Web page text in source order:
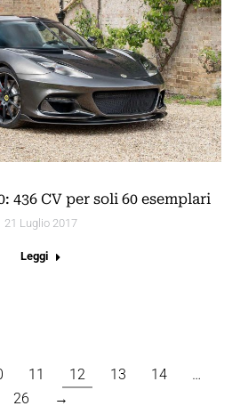
436 CV per soli 60 esemplari
21 Luglio 2017
Leggi
11 12 13 14
…
26
→